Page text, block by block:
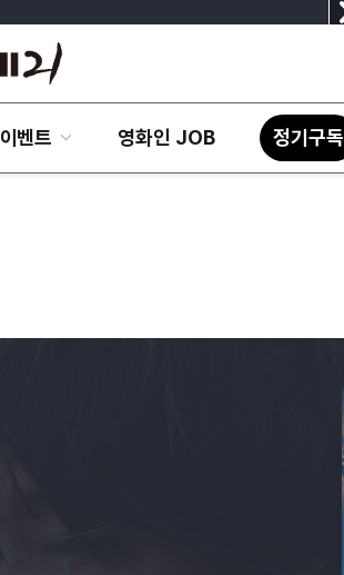
이벤트 영화인 JOB 정기구독